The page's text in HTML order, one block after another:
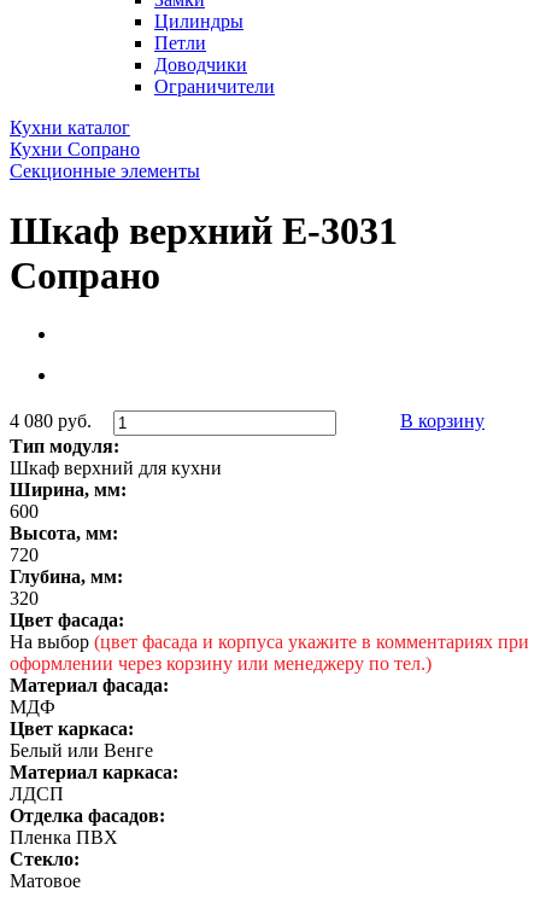
Цилиндры
Петли
Доводчики
Ограничители
Кухни каталог
Кухни Сопрано
Секционные элементы
Шкаф верхний Е-3031
Сопрано
4 080 руб.
В корзину
Тип модуля:
Шкаф верхний для кухни
Ширина, мм:
600
Высота, мм:
720
Глубина, мм:
320
Цвет фасада:
На выбор (цвет фасада и корпуса укажите в комментариях при
оформлении через корзину или менеджеру по тел.)
Материал фасада:
МДФ
Цвет каркаса:
Белый или Венге
Материал каркаса:
ЛДСП
Отделка фасадов:
Пленка ПВХ
Стекло:
Матовое